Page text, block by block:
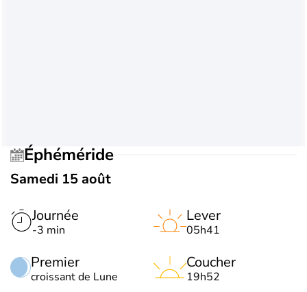
Éphéméride
Samedi 15 août
Journée
-3 min
Premier
croissant de Lune
Lever
05h41
Coucher
19h52